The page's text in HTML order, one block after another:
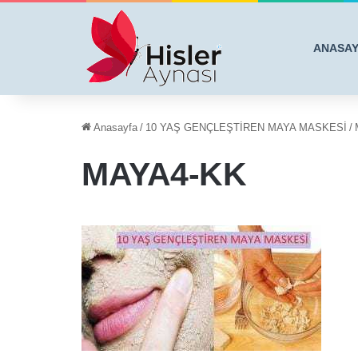
Anasayfa / 10 YAŞ GENÇLEŞTİREN MAYA MASKESİ /
MAYA4-KK